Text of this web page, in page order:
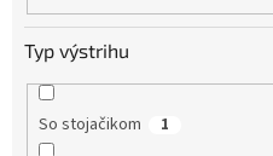
Typ výstrihu
So stojačikom 1